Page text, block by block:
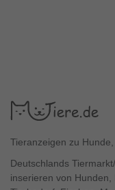
Tieranzeigen zu
Deutschlands
inserieren von